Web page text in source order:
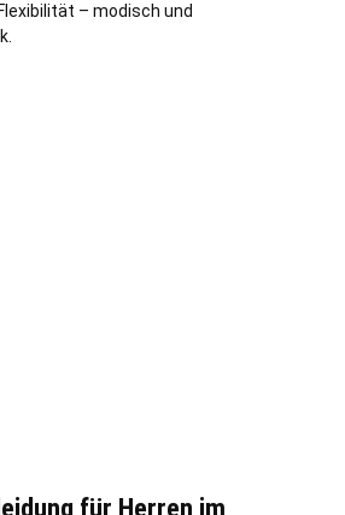
– modisch und
für Herren im